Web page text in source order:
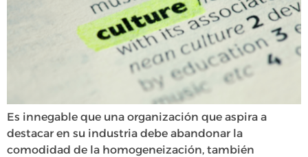
Es innegable que una organización que aspira a
destacar en su industria debe abandonar la
comodidad de la homogeneización, también